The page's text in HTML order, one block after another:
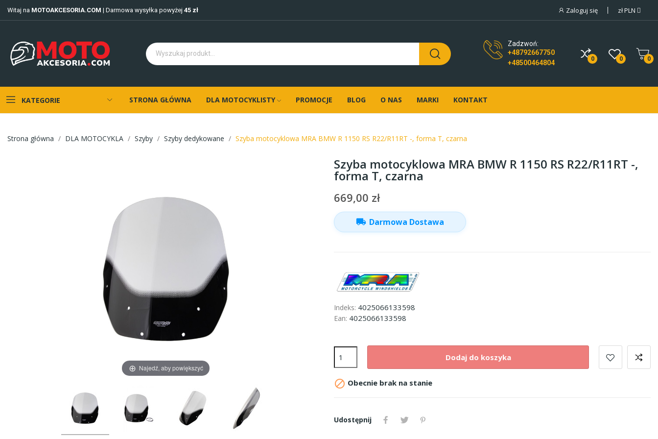
Witaj na MOTOAKCESORIA.COM | Darmowa wysyłka powyżej 45 zł Zaloguj się złPLN
Zadzwoń:
+48792667750
+48500464804
0 0 0
KATEGORIE STRONA GŁÓWNA DLA MOTOCYKLISTY PROMOCJE BLOG O NAS MARKI KONTAKT
Strona główna DLA MOTOCYKLA Szyby Szyby dedykowane Szyba motocyklowa MRA BMW R 1150 RS R22/R11RT -, forma T, czarna
Najedź, aby powiększyć
Szyba motocyklowa MRA BMW R 1150 RS R22/R11RT -,
forma T, czarna
669,00 zł
local_shipping Darmowa Dostawa
Indeks: 4025066133598
Ean: 4025066133598
Dodaj do koszyka
 Obecnie brak na stanie
Udostępnij